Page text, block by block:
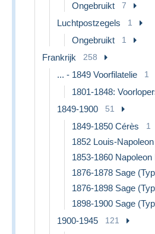
Ongebruikt 7
Luchtpostzegels 1
Ongebruikt 1
Frankrijk 258
... - 1849 Voorfilatelie 1
1801-1848:
1849-1900 51
1849-1850 Cérès 1
1852 Louis-Napoleon
1853-1860 Napoleon
1876-1878 Sage
1876-1898 Sage
1898-1900 Sage
1900-1945 121